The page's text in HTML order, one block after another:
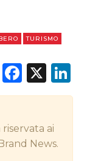
TURISMO
X
ai
News.